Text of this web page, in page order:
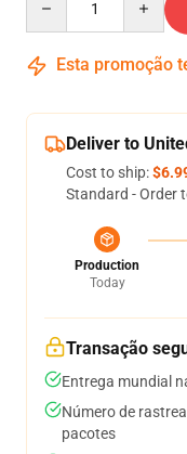
Esta promoção
Deliver to
Cost to ship:
Standard - Order
Production
Today
Transação
Entrega mundial
Número de
pacotes